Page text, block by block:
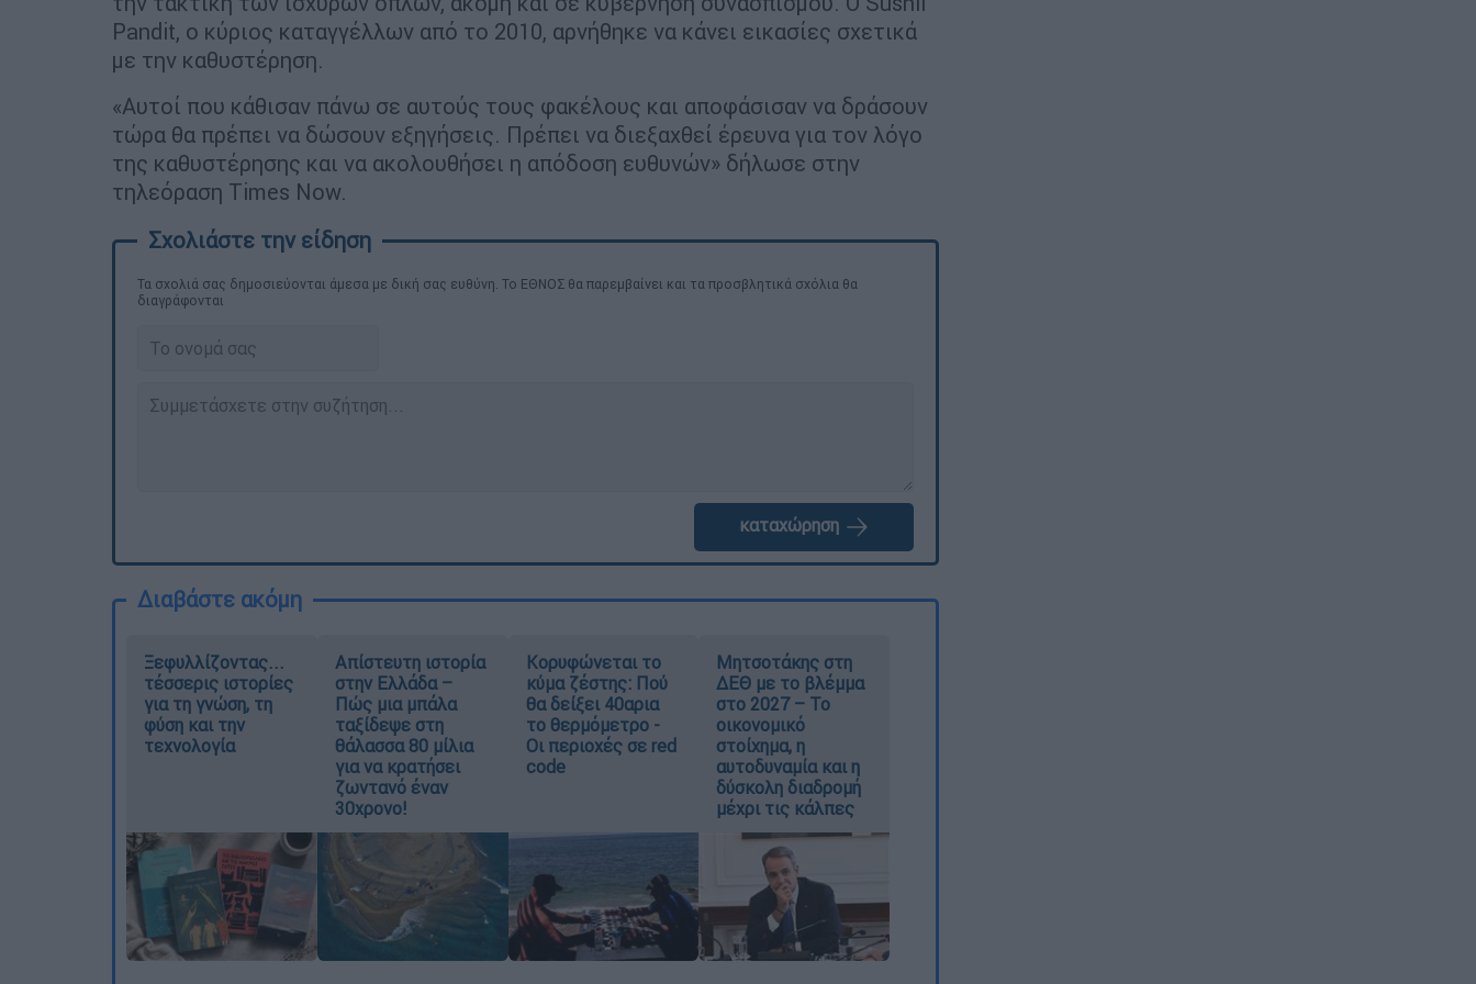
Pandit, ο κύριος καταγγέλλων από το 2010, αρνήθηκε να κάνει εικασίες σχετικά
με την καθυστέρηση.
«Αυτοί που κάθισαν πάνω σε αυτούς τους φακέλους και αποφάσισαν να δράσουν
τώρα θα πρέπει να δώσουν εξηγήσεις. Πρέπει να διεξαχθεί έρευνα για τον λόγο
της καθυστέρησης και να ακολουθήσει η απόδοση ευθυνών» δήλωσε στην
τηλεόραση Times Now.
Τα σχολιά σας δημοσιεύονται άμεσα με δική σας ευθύνη. Το ΕΘΝΟΣ θα παρεμβαίνει και τα προσβλητικά σχόλια θα
διαγράφονται
καταχώρηση
Διαβάστε ακόμη
Ξεφυλλίζοντας...
τέσσερις ιστορίες
για τη γνώση, τη
φύση και την
τεχνολογία
Απίστευτη ιστορία
στην Ελλάδα –
Πώς μια μπάλα
ταξίδεψε στη
θάλασσα 80 μίλια
για να κρατήσει
ζωντανό έναν
30χρονο!
Κορυφώνεται το
κύμα ζέστης: Πού
θα δείξει 40αρια
το θερμόμετρο -
Οι περιοχές σε red
code
Μητσοτάκης στη
ΔΕΘ με το βλέμμα
στο 2027 – Το
οικονομικό
στοίχημα, η
αυτοδυναμία και η
δύσκολη διαδρομή
μέχρι τις κάλπες